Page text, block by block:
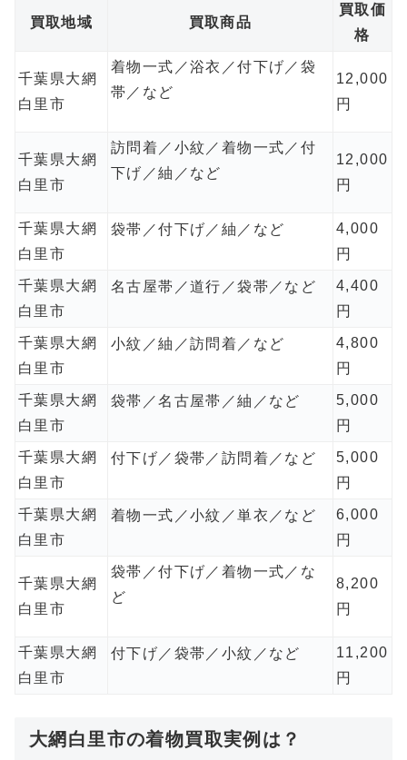
買取地域 買取商品
買取価
格
千葉県大網
白里市
着物一式／浴衣／付下げ／袋
帯／など
12,000
円
千葉県大網
白里市
訪問着／小紋／着物一式／付
下げ／紬／など
12,000
円
千葉県大網
白里市
袋帯／付下げ／紬／など
4,000
円
千葉県大網
白里市
名古屋帯／道行／袋帯／など
4,400
円
千葉県大網
白里市
小紋／紬／訪問着／など
4,800
円
千葉県大網
白里市
袋帯／名古屋帯／紬／など
5,000
円
千葉県大網
白里市
付下げ／袋帯／訪問着／など
5,000
円
千葉県大網
白里市
着物一式／小紋／単衣／など
6,000
円
千葉県大網
白里市
袋帯／付下げ／着物一式／な
ど
8,200
円
千葉県大網
白里市
付下げ／袋帯／小紋／など
11,200
円
大網白里市の着物買取実例は？